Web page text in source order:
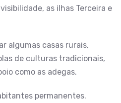
as ilhas Terceira e
algumas casas rurais,
de culturas tradicionais,
como as adegas.
permanentes.